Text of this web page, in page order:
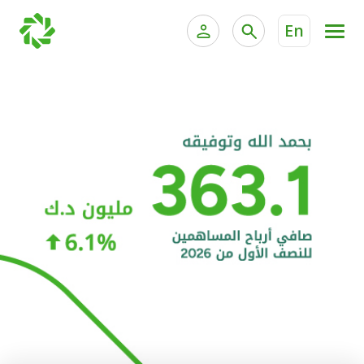
En
الخدمات المصرفية الإلكترونية للشركات
خدمة "بيتك" للتداول الإلكتروني
الحسابات المصرفية
البطاقات
"برامج العملاء"